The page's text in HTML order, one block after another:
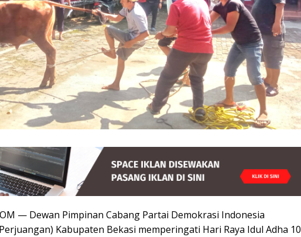
— Dewan Pimpinan Cabang Partai Demokrasi Indonesia
Kabupaten Bekasi memperingati Hari Raya Idul Adha 10